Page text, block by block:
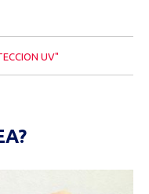
UV"